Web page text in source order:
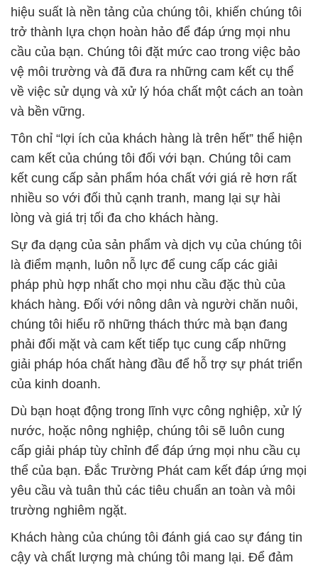
hiệu suất là nền tảng của chúng tôi, khiến chúng tôi
trở thành lựa chọn hoàn hảo để đáp ứng mọi nhu
cầu của bạn. Chúng tôi đặt mức cao trong việc bảo
vệ môi trường và đã đưa ra những cam kết cụ thể
về việc sử dụng và xử lý hóa chất một cách an toàn
và bền vững.
Tôn chỉ “lợi ích của khách hàng là trên hết” thể hiện
cam kết của chúng tôi đối với bạn. Chúng tôi cam
kết cung cấp sản phẩm hóa chất với giá rẻ hơn rất
nhiều so với đối thủ cạnh tranh, mang lại sự hài
lòng và giá trị tối đa cho khách hàng.
Sự đa dạng của sản phẩm và dịch vụ của chúng tôi
là điểm mạnh, luôn nỗ lực để cung cấp các giải
pháp phù hợp nhất cho mọi nhu cầu đặc thù của
khách hàng. Đối với nông dân và người chăn nuôi,
chúng tôi hiểu rõ những thách thức mà bạn đang
phải đối mặt và cam kết tiếp tục cung cấp những
giải pháp hóa chất hàng đầu để hỗ trợ sự phát triển
của kinh doanh.
Dù bạn hoạt động trong lĩnh vực công nghiệp, xử lý
nước, hoặc nông nghiệp, chúng tôi sẽ luôn cung
cấp giải pháp tùy chỉnh để đáp ứng mọi nhu cầu cụ
thể của bạn. Đắc Trường Phát cam kết đáp ứng mọi
yêu cầu và tuân thủ các tiêu chuẩn an toàn và môi
trường nghiêm ngặt.
Khách hàng của chúng tôi đánh giá cao sự đáng tin
cậy và chất lượng mà chúng tôi mang lại. Để đảm